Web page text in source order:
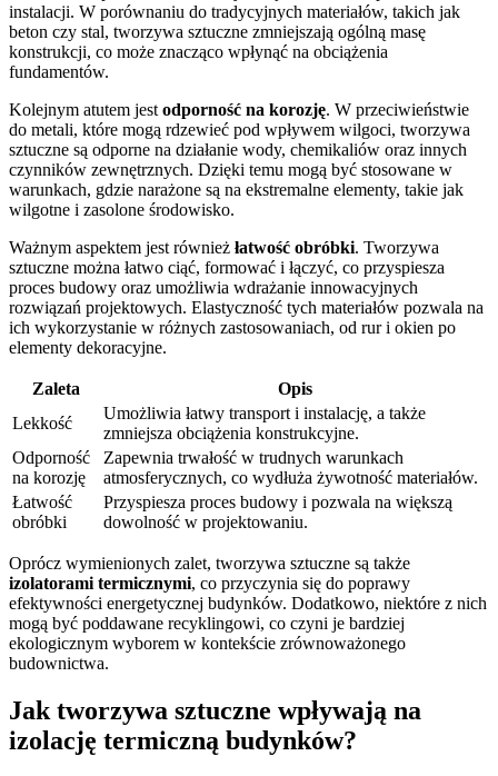
instalacji. W porównaniu do tradycyjnych materiałów, takich jak
beton czy stal, tworzywa sztuczne zmniejszają ogólną masę
konstrukcji, co może znacząco wpłynąć na obciążenia
fundamentów.
Kolejnym atutem jest odporność na korozję. W przeciwieństwie
do metali, które mogą rdzewieć pod wpływem wilgoci, tworzywa
sztuczne są odporne na działanie wody, chemikaliów oraz innych
czynników zewnętrznych. Dzięki temu mogą być stosowane w
warunkach, gdzie narażone są na ekstremalne elementy, takie jak
wilgotne i zasolone środowisko.
Ważnym aspektem jest również łatwość obróbki. Tworzywa
sztuczne można łatwo ciąć, formować i łączyć, co przyspiesza
proces budowy oraz umożliwia wdrażanie innowacyjnych
rozwiązań projektowych. Elastyczność tych materiałów pozwala na
ich wykorzystanie w różnych zastosowaniach, od rur i okien po
elementy dekoracyjne.
Zaleta
Opis
Lekkość
Umożliwia łatwy transport i instalację, a także
zmniejsza obciążenia konstrukcyjne.
Odporność
na korozję
Zapewnia trwałość w trudnych warunkach
atmosferycznych, co wydłuża żywotność materiałów.
Łatwość
obróbki
Przyspiesza proces budowy i pozwala na większą
dowolność w projektowaniu.
Oprócz wymienionych zalet, tworzywa sztuczne są także
izolatorami termicznymi, co przyczynia się do poprawy
efektywności energetycznej budynków. Dodatkowo, niektóre z nich
mogą być poddawane recyklingowi, co czyni je bardziej
ekologicznym wyborem w kontekście zrównoważonego
budownictwa.
Jak tworzywa sztuczne wpływają na
izolację termiczną budynków?